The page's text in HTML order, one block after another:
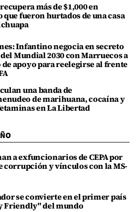
más de $1,000 en
que fueron hurtados de una casa
Infantino negocia en secreto
Mundial 2030 con Marruecos a
apoyo para reelegirse al frente
una banda de
de marihuana, cocaína y
en La Libertad
a exfuncionarios de CEPA por
corrupción y vínculos con la MS-
se convierte en el primer país
Friendly" del mundo